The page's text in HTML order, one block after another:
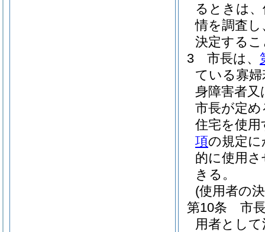
るときは
情を調査
決定する
3
市長は、
ている寡
身障害者
市長が定
住宅を使
項の規定
的に使用
きる。
(使用者の
第10条
市
用者とし